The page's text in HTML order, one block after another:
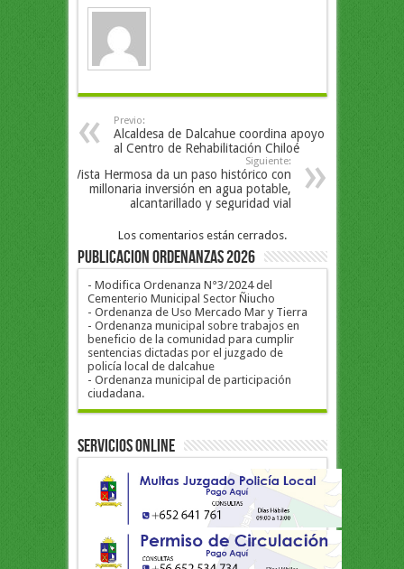
Previo:
Alcaldesa de Dalcahue coordina apoyo
al Centro de Rehabilitación Chiloé
Siguiente:
Vista Hermosa da un paso histórico con
millonaria inversión en agua potable,
alcantarillado y seguridad vial
Los comentarios están cerrados.
PUBLICACION ORDENANZAS 2026
- Modifica Ordenanza N°3/2024 del
Cementerio Municipal Sector Ñiucho
- Ordenanza de Uso Mercado Mar y Tierra
- Ordenanza municipal sobre trabajos en
beneficio de la comunidad para cumplir
sentencias dictadas por el juzgado de
policía local de dalcahue
- Ordenanza municipal de participación
ciudadana.
Servicios Online